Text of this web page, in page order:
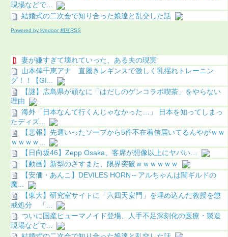
現場などで...
結婚式の二次会で知り合った娘達と乱交した話
Powered by livedoor 相互RSS
妻が嫌すぎて壊れていった、ある夫の現実
山本倖千恵アナ 直履きレギンスで激しく乳揺れトレーニン
グ！！【GI...
【謎】広島県が頑なに「はだしのゲンコラボ喫茶」をやらない
理由
海外「日本なんて行くんじゃなかった…」 日本を知ってしまっ
たディズ...
【悲報】先週いったソープから5件不在着信届いてるんやがｗｗ
ｗｗｗｗ...
【日向坂46】Zepp Osaka、客席が想像以上にヤバい…
【動画】新型のさすまた、限界突破ｗｗｗｗｗｗ
【安価・あんこ】DEVILES HORN～アルちゃんは闇ギルドの
魔...
【東大】研究室サイトに「六四天安門」を埋め込んだ教授を懲
戒処分 「...
ついに国産ヒューマノイド登場、人手不足深刻化の医療・製造
現場などで...